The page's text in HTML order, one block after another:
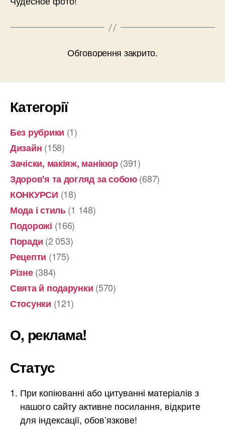
Обговорення закрито.
Категорії
Без рубрики (1)
Дизайн (158)
Зачіски, макіяж, манікюр(391)
Здоров'я та догляд за собою(687)
КОНКУРСИ (18)
Мода і стиль(1 148)
Подорожі (166)
Поради (2 053)
Рецепти (175)
Різне(384)
Свята й подарунки (570)
Стосунки (121)
О, реклама!
Статус
При копіюванні або цитуванні матеріалів з
нашого сайту активне посилання, відкрите
для індексації, обов’язкове!